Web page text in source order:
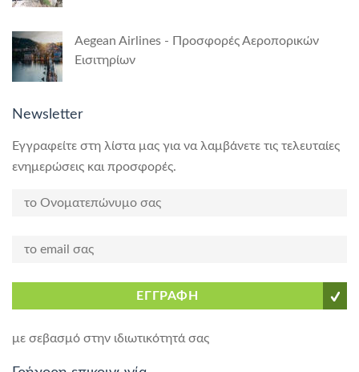
Aegean Airlines - Προσφορές Αεροπορικών
Εισιτηρίων
Newsletter
Εγγραφείτε στη λίστα μας για να λαμβάνετε τις τελευταίες
ενημερώσεις και προσφορές.
ΕΓΓΡΑΦΗ
με σεβασμό στην ιδιωτικότητά σας